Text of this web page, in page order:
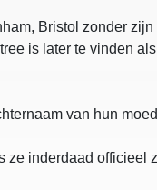
Bristol zonder zijn
is later te vinden
van hun
ze inderdaad officieel